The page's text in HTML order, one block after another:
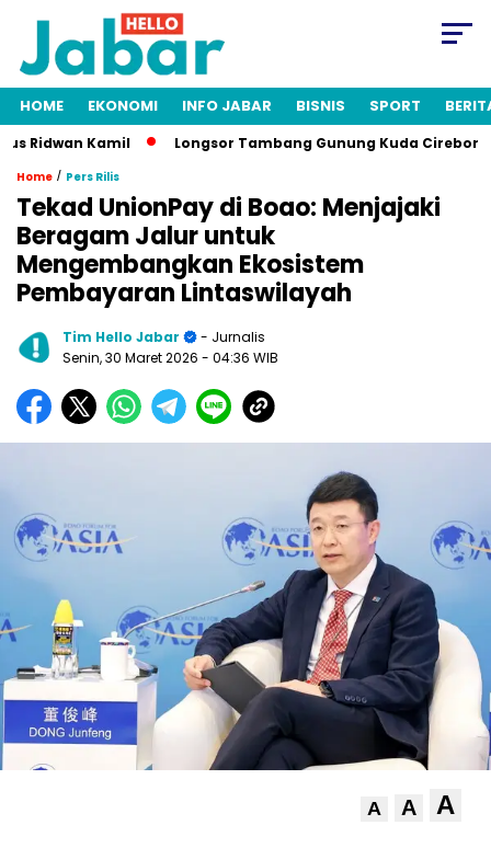
HOME EKONOMI INFO JABAR BISNIS SPORT
Kamil Longsor Tambang Gunung Kuda Cirebon: 19
Home / Pers Rilis
Tekad UnionPay di Boao: Menjajaki
Beragam Jalur untuk
Mengembangkan Ekosistem
Pembayaran Lintaswilayah
Tim Hello Jabar
- Jurnalis
Senin, 30 Maret 2026 - 04:36 WIB
A A A